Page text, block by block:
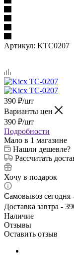
Артикул: KTC0207
390 ₽/шт
Варианты цен
390 ₽/шт
Подробности
Мало в 1 магазине
Нашли дешевле?
Рассчитать
Хочу в подарок
Самовывоз сегодня
Доставка завтра -
Наличие
Отзывы
Оставить отзыв